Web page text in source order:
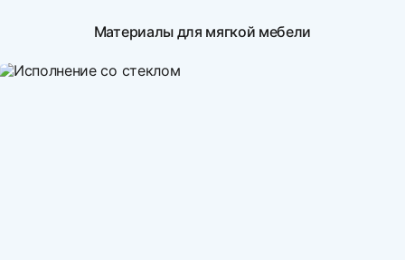
Материалы для мягкой мебели